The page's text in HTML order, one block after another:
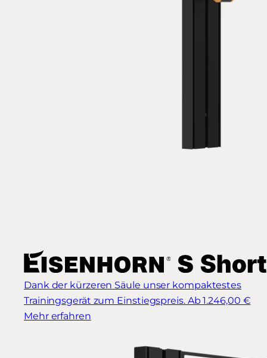
Dank der kürzeren Säule unser kompaktestes
Trainingsgerät zum Einstiegspreis. Ab 1.246,00 €
Mehr erfahren